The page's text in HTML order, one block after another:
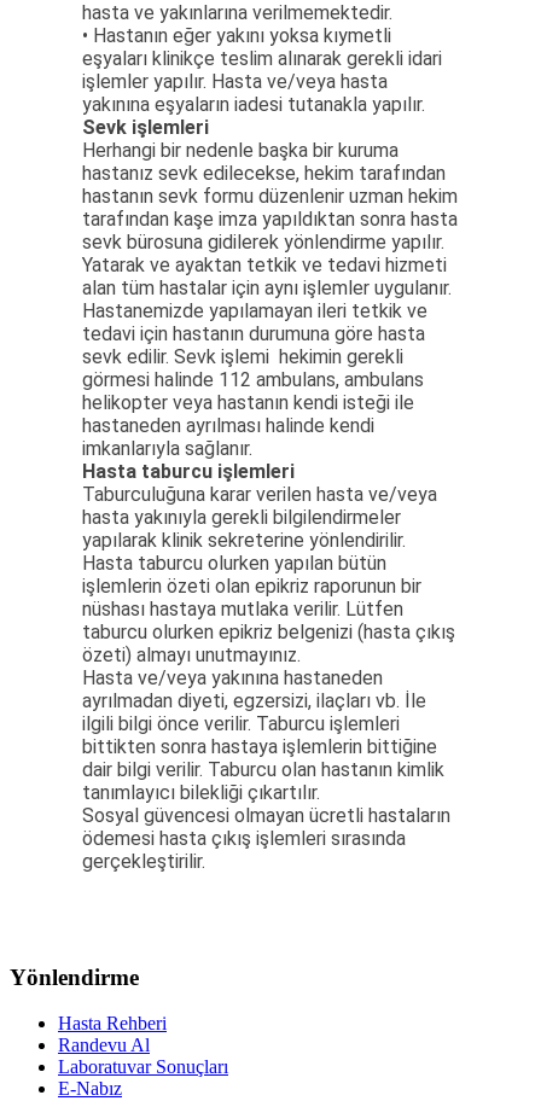
hasta ve yakınlarına verilmemektedir.
• Hastanın eğer yakını yoksa kıymetli
eşyaları klinikçe teslim alınarak gerekli idari
işlemler yapılır. Hasta ve/veya hasta
yakınına eşyaların iadesi tutanakla yapılır.
Sevk işlemleri
Herhangi bir nedenle başka bir kuruma
hastanız sevk edilecekse, hekim tarafından
hastanın sevk formu düzenlenir uzman hekim
tarafından kaşe imza yapıldıktan sonra hasta
sevk bürosuna gidilerek yönlendirme yapılır.
Yatarak ve ayaktan tetkik ve tedavi hizmeti
alan tüm hastalar için aynı işlemler uygulanır.
Hastanemizde yapılamayan ileri tetkik ve
tedavi için hastanın durumuna göre hasta
sevk edilir. Sevk işlemi hekimin gerekli
görmesi halinde 112 ambulans, ambulans
helikopter veya hastanın kendi isteği ile
hastaneden ayrılması halinde kendi
imkanlarıyla sağlanır.
Hasta taburcu işlemleri
Taburculuğuna karar verilen hasta ve/veya
hasta yakınıyla gerekli bilgilendirmeler
yapılarak klinik sekreterine yönlendirilir.
Hasta taburcu olurken yapılan bütün
işlemlerin özeti olan epikriz raporunun bir
nüshası hastaya mutlaka verilir. Lütfen
taburcu olurken epikriz belgenizi (hasta çıkış
özeti) almayı unutmayınız.
Hasta ve/veya yakınına hastaneden
ayrılmadan diyeti, egzersizi, ilaçları vb. İle
ilgili bilgi önce verilir. Taburcu işlemleri
bittikten sonra hastaya işlemlerin bittiğine
dair bilgi verilir. Taburcu olan hastanın kimlik
tanımlayıcı bilekliği çıkartılır.
Sosyal güvencesi olmayan ücretli hastaların
ödemesi hasta çıkış işlemleri sırasında
gerçekleştirilir.
Yönlendirme
Hasta Rehberi
Randevu Al
Laboratuvar Sonuçları
E-Nabız